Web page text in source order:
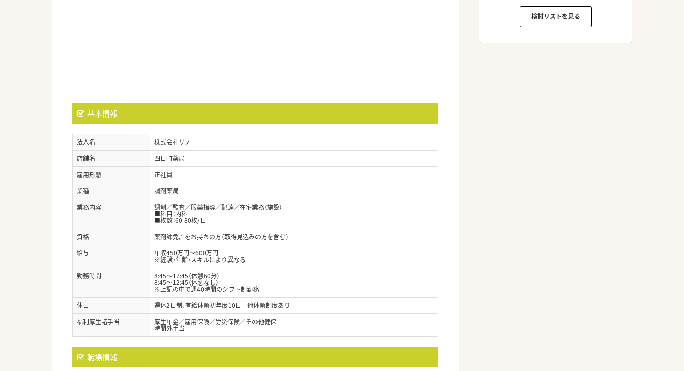
基本情報
法人名
株式会社リノ
店舗名
四日町薬局
雇用形態
正社員
業種
調剤薬局
業務内容
調剤／監査／服薬指導／配達／在宅業務（施設）
■科目：内科
■枚数：60-80枚/日
資格
薬剤師免許をお持ちの方（取得見込みの方を含む）
給与
年収450万円～600万円
※経験・年齢・スキルにより異なる
勤務時間
8:45～17:45（休憩60分）
8:45～12:45（休憩なし）
※上記の中で週40時間のシフト制勤務
休日
週休2日制、有給休暇初年度10日 他休暇制度あり
福利厚生諸手当
厚生年金／雇用保険／労災保険／その他健保
時間外手当
職場情報
検討リストを見る